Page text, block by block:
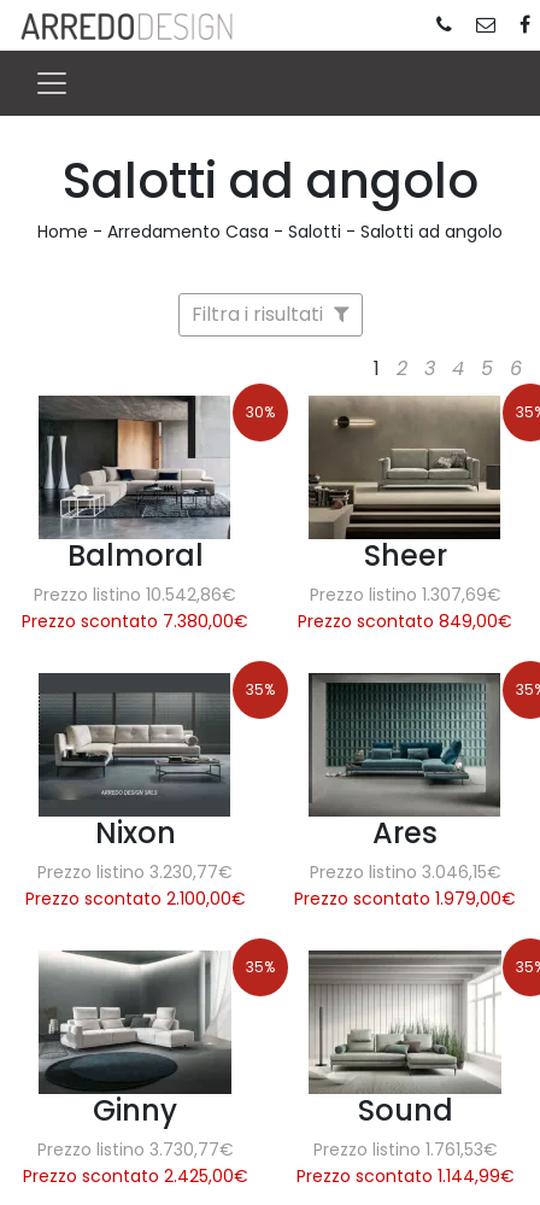
Salotti ad angolo
Home - Arredamento Casa - Salotti - Salotti ad angolo
Filtra i risultati
1
2 3 4 5 6
30%
Balmoral
Prezzo listino 10.542,86€
Prezzo scontato 7.380,00€
Sheer
Prezzo listino 1.307,69€
Prezzo scontato 849,00€
35%
Nixon
Prezzo listino 3.230,77€
Prezzo scontato 2.100,00€
Ares
Prezzo listino 3.046,15€
Prezzo scontato 1.979,00€
35%
Ginny
Prezzo listino 3.730,77€
Prezzo scontato 2.425,00€
Sound
Prezzo listino 1.761,53€
Prezzo scontato 1.144,99€